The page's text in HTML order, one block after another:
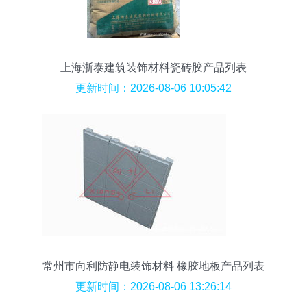
上海浙泰建筑装饰材料瓷砖胶产品列表
更新时间：2026-08-06 10:05:42
常州市向利防静电装饰材料 橡胶地板产品列表
更新时间：2026-08-06 13:26:14